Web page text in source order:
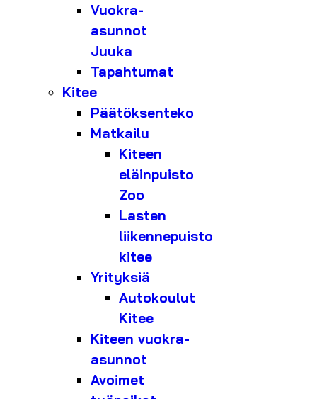
Vuokra-
asunnot
Juuka
Tapahtumat
Kitee
Päätöksenteko
Matkailu
Kiteen
eläinpuisto
Zoo
Lasten
liikennepuisto
kitee
Yrityksiä
Autokoulut
Kitee
Kiteen vuokra-
asunnot
Avoimet